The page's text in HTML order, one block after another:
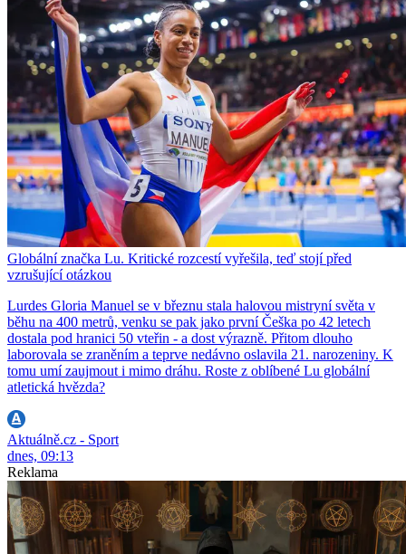
Globální značka Lu. Kritické rozcestí vyřešila, teď stojí před
vzrušující otázkou
Lurdes Gloria Manuel se v březnu stala halovou mistryní světa v
běhu na 400 metrů, venku se pak jako první Češka po 42 letech
dostala pod hranici 50 vteřin - a dost výrazně. Přitom dlouho
laborovala se zraněním a teprve nedávno oslavila 21. narozeniny. K
tomu umí zaujmout i mimo dráhu. Roste z oblíbené Lu globální
atletická hvězda?
Aktuálně.cz - Sport
dnes, 09:13
Reklama